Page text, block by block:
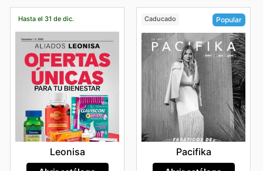
Hasta el 31 de dic.
Leonisa
Caducado Popular
Pacifika